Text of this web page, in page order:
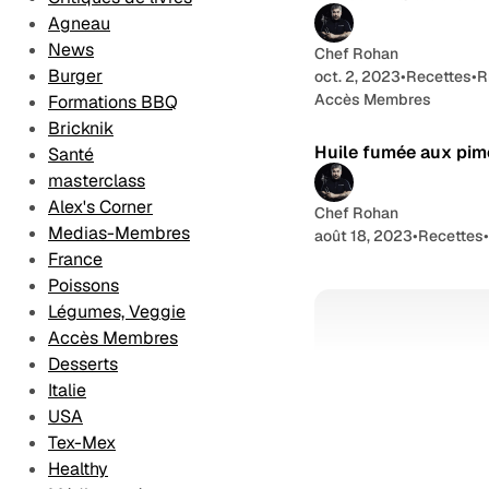
Les Formations
Contact
Méthodologie
éditoriale
Agneau
News
Burger
Formations BBQ
Bricknik
Santé
masterclass
Alex's Corner
Medias-Membres
France
Poissons
Légumes, Veggie
Accès Membres
Desserts
Italie
USA
Tex-Mex
Healthy
Chef Rohan
oct. 2, 2023•Recettes•
Accès Membres
Huile fumée aux
Chef Rohan
août 18, 2023•Recettes•